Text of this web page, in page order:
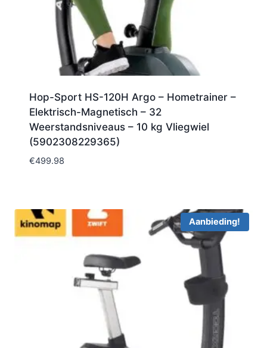
Hop-Sport HS-120H Argo – Hometrainer –
Elektrisch-Magnetisch – 32
Weerstandsniveaus – 10 kg Vliegwiel
(5902308229365)
€499.98
Aanbieding!